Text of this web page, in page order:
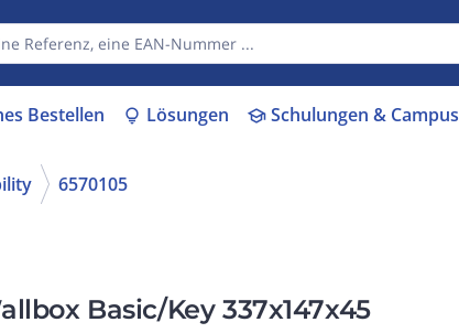
Bestellen lightbulb Lösungen schoolSchulungen & Campus
6570105
Basic/Key 337x147x45